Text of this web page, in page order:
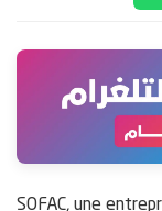
SOFAC, une